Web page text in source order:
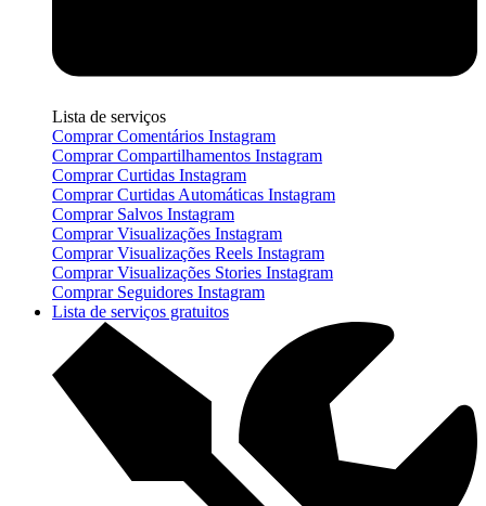
Lista de serviços
Comprar Comentários Instagram
Comprar Compartilhamentos Instagram
Comprar Curtidas Instagram
Comprar Curtidas Automáticas Instagram
Comprar Salvos Instagram
Comprar Visualizações Instagram
Comprar Visualizações Reels Instagram
Comprar Visualizações Stories Instagram
Comprar Seguidores Instagram
Lista de serviços gratuitos